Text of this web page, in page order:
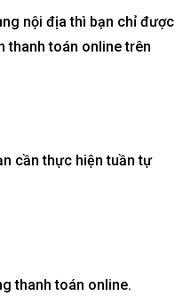
nội địa thì bạn chỉ được
thanh toán online trên
cần thực hiện tuần tự
thanh toán online.
| Đẳng Cấp Sống Mới Tại